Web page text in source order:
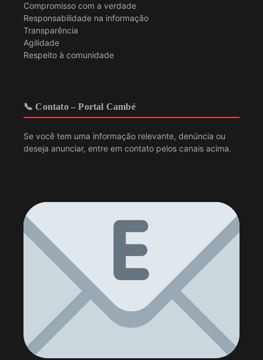
Compromisso com a verdade
Responsabilidade na informação
Transparência
Agilidade
Respeito à comunidade
📞 Contato – Portal Cambé
Se você tem uma informação relevante, denúncia ou
deseja anunciar, entre em contato pelos canais acima.